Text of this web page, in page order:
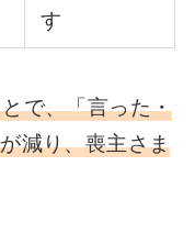
す
で、「言った・
減り、喪主さま